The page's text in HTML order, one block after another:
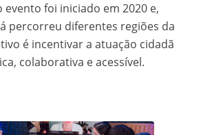
evento foi iniciado em 2020 e,
percorreu diferentes regiões da
é incentivar a atuação cidadã
colaborativa e acessível.